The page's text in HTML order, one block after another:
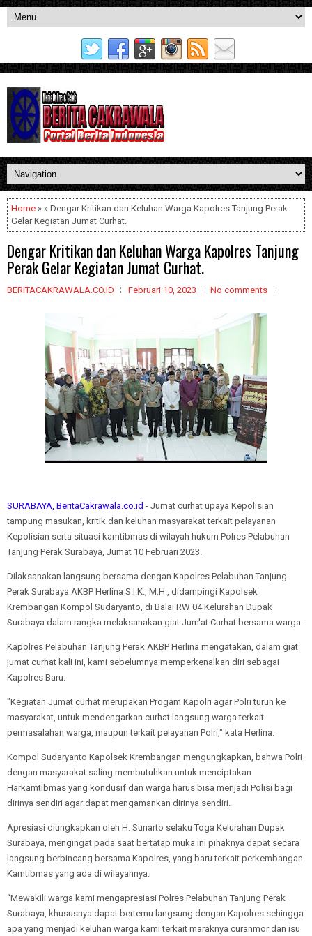
Home » » Dengar Kritikan dan Keluhan Warga Kapolres Tanjung Perak
Gelar Kegiatan Jumat Curhat.
Dengar Kritikan dan Keluhan Warga Kapolres Tanjung
Perak Gelar Kegiatan Jumat Curhat.
BERITACAKRAWALA.CO.ID Februari 10, 2023 No comments
SURABAYA, BeritaCakrawala.co.id - Jumat curhat upaya Kepolisian
tampung masukan, kritik dan keluhan masyarakat terkait pelayanan
Kepolisian serta situasi kamtibmas di wilayah hukum Polres Pelabuhan
Tanjung Perak Surabaya, Jumat 10 Februari 2023.
Dilaksanakan langsung bersama dengan Kapolres Pelabuhan Tanjung
Perak Surabaya AKBP Herlina S.I.K., M.H., didampingi Kapolsek
Krembangan Kompol Sudaryanto, di Balai RW 04 Kelurahan Dupak
Surabaya dalam rangka melaksanakan giat Jum'at Curhat bersama warga.
Kapolres Pelabuhan Tanjung Perak AKBP Herlina mengatakan, dalam giat
jumat curhat kali ini, kami sebelumnya memperkenalkan diri sebagai
Kapolres Baru.
"Kegiatan Jumat curhat merupakan Progam Kapolri agar Polri turun ke
masyarakat, untuk mendengarkan curhat langsung warga terkait
permasalahan warga, maupun terkait pelayanan Polri," kata Herlina.
Kompol Sudaryanto Kapolsek Krembangan mengungkapkan, bahwa Polri
dengan masyarakat saling membutuhkan untuk menciptakan
Harkamtibmas yang kondusif dan warga harus bisa menjadi Polisi bagi
dirinya sendiri agar dapat mengamankan dirinya sendiri.
Apresiasi diungkapkan oleh H. Sunarto selaku Toga Kelurahan Dupak
Surabaya, mengingat pada saat bertatap muka ini pihaknya dapat secara
langsung berbincang bersama Kapolres, yang baru terkait perkembangan
Kamtibmas yang ada di wilayahnya.
“Mewakili warga kami mengapresiasi Polres Pelabuhan Tanjung Perak
Surabaya, khususnya dapat bertemu langsung dengan Kapolres sehingga
apa yang menjadi keluhan warga kami terkait maraknya curanmor dan isu